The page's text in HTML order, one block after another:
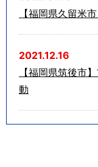
【福岡県久留米
2021.12.16
【福岡県筑後市
動